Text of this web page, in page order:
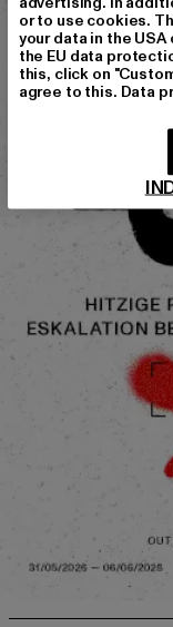
or to use cookies.
your data in the
the EU data
this, click on
agree to this. Data